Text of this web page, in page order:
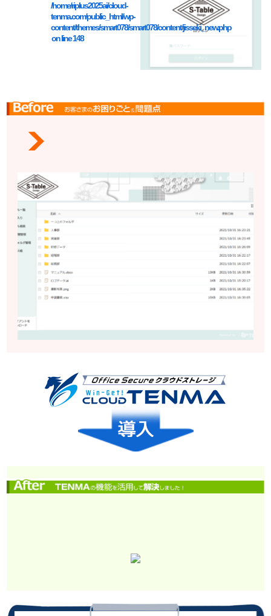
/home/riplus2025ai/cloud-
tenma.com/public_html/wp-
content/themes/smart078/smart078/content/jisseki_new.php
on line148